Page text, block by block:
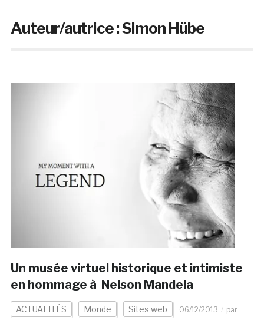
Auteur/autrice :Simon Hübe
Un musée virtuel historique et intimiste
en hommage à Nelson Mandela
ACTUALITÉS Monde Sites web 06/12/2013
par